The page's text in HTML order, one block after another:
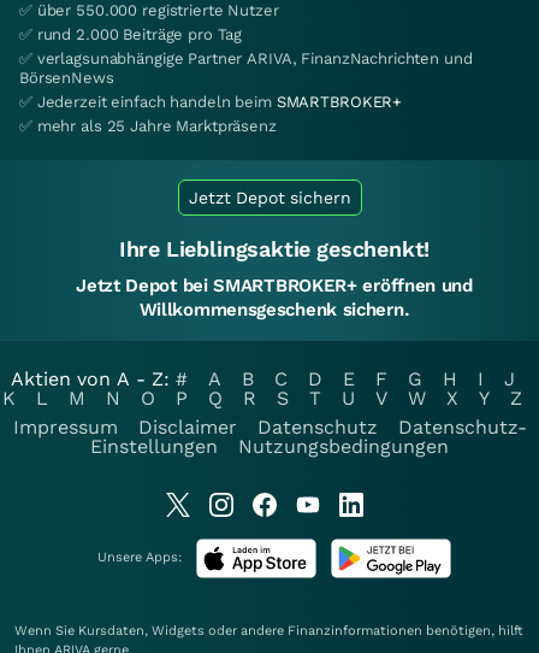
✅ über 550.000 registrierte Nutzer
✅ rund 2.000 Beiträge pro Tag
✅ verlagsunabhängige Partner ARIVA, FinanzNachrichten und
BörsenNews
✅ Jederzeit einfach handeln beim SMARTBROKER+
✅ mehr als 25 Jahre Marktpräsenz
Jetzt Depot sichern
Ihre Lieblingsaktie geschenkt!
Jetzt Depot bei SMARTBROKER+ eröffnen und
Willkommensgeschenk sichern.
Aktien von A - Z: # A B C D E F G H I
J
K
L M N O P Q R S T U V W X Y
Z
Impressum
Disclaimer Datenschutz
Datenschutz-
Einstellungen
Nutzungsbedingungen
Unsere Apps:
Wenn Sie Kursdaten, Widgets oder andere Finanzinformationen benötigen, hilft